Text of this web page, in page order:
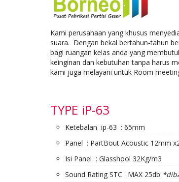
Kami perusahaan yang khusus
suara. Dengan bekal bertahun-tahun
bagi ruangan kelas anda yang
keinginan dan kebutuhan tanpa harus
kami juga melayani untuk Room
TYPE iP-63
Ketebalan ip-63 : 65mm
Panel : PartBout Acoustic 12mm
Isi Panel : Glasshool 32Kg/m3
Sound Rating STC : MAX 25db